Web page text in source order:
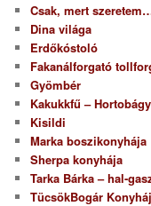
Csak, mert
Dina világa
Erdőkóstoló
Fakanálforgató
Gyömbér
Kakukkfű –
Kisildi
Marka boszikonyhája
Sherpa konyhája
Tarka Bárka – hal-
TücsökBogár